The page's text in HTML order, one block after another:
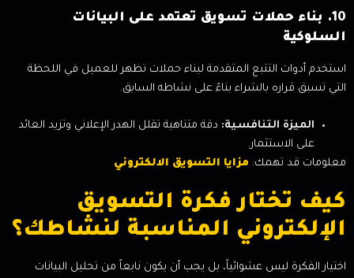
10. بناء حملات تسويق تعتمد على البيانات
السلوكية
استخدم أدوات التتبع المتقدمة لبناء حملات تظهر للعميل في اللحظة
التي تسبق قراره بالشراء بناءً على نشاطه السابق.
الميزة التنافسية: دقة متناهية تقلل الهدر الإعلاني وتزيد العائد
على الاستثمار.
معلومات قد تهمك: مزايا التسويق الالكتروني
كيف تختار فكرة التسويق
الإلكتروني المناسبة لنشاطك؟
اختيار الفكرة ليس عشوائياً، بل يجب أن يكون نابعاً من تحليل البيانات